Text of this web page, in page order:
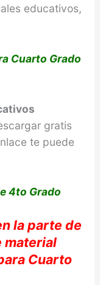
educativos,
Cuarto Grado
gratis
te puede
4to Grado
la parte de
material
Cuarto